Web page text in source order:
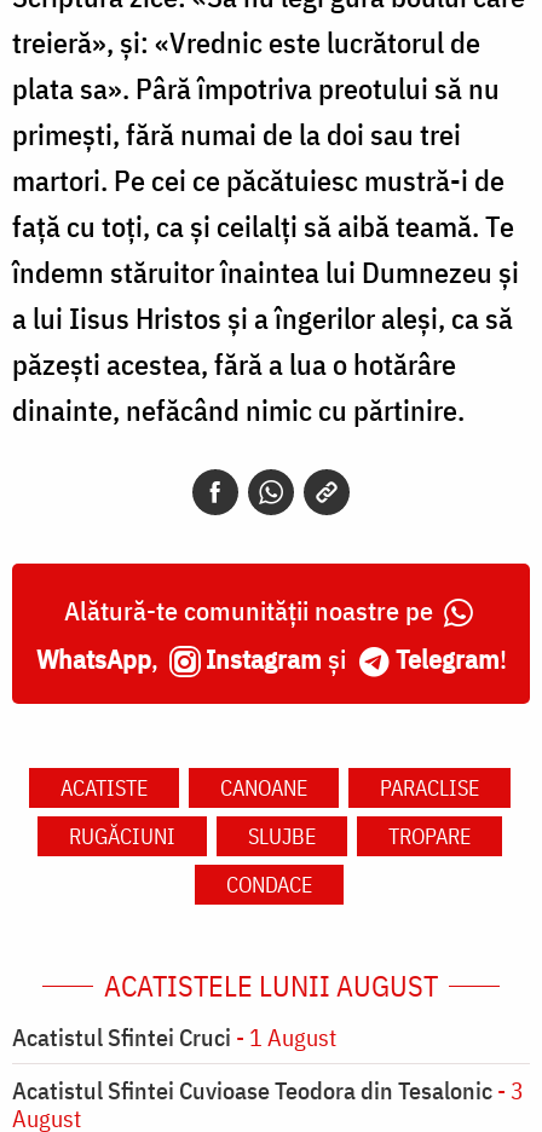
treieră», și: «Vrednic este lucrătorul de
plata sa». Pâră împotriva preotului să nu
primești, fără numai de la doi sau trei
martori. Pe cei ce păcătuiesc mustră-i de
față cu toți, ca și ceilalți să aibă teamă. Te
îndemn stăruitor înaintea lui Dumnezeu și
a lui Iisus Hristos și a îngerilor aleși, ca să
păzești acestea, fără a lua o hotărâre
dinainte, nefăcând nimic cu părtinire.
Alătură-te comunității noastre pe
WhatsApp, Instagram și Telegram!
ACATISTE CANOANE
PARACLISE
RUGĂCIUNI
SLUJBE
TROPARE
CONDACE
ACATISTELE LUNII AUGUST
Acatistul Sfintei Cruci - 1 August
Acatistul Sfintei Cuvioase Teodora din Tesalonic- 3
August